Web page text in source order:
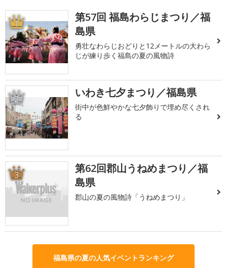
1
第57回 福島わらじまつり／福
島県
勇壮なわらじおどりと12メートルの大わら
じが練り歩く福島の夏の風物詩
2 いわき七夕まつり／福島県
街中が色鮮やかな七夕飾りで埋め尽くされ
る
3
第62回郡山うねめまつり／福
島県
郡山の夏の風物詩「うねめまつり」
福島県の夏の人気イベントランキング